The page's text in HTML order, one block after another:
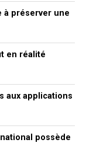
à préserver une
en réalité
aux applications
possède